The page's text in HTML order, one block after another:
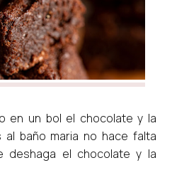
en un bol el chocolate y la
al baño maria no hace falta
deshaga el chocolate y la